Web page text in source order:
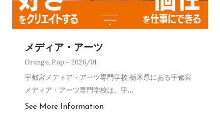
メディア・アーツ
Orange, Pop 2026/01
宇都宮メディア・アーツ専門学校 栃木県にある宇都宮
メディア・アーツ専門学校は、宇…
See More Information